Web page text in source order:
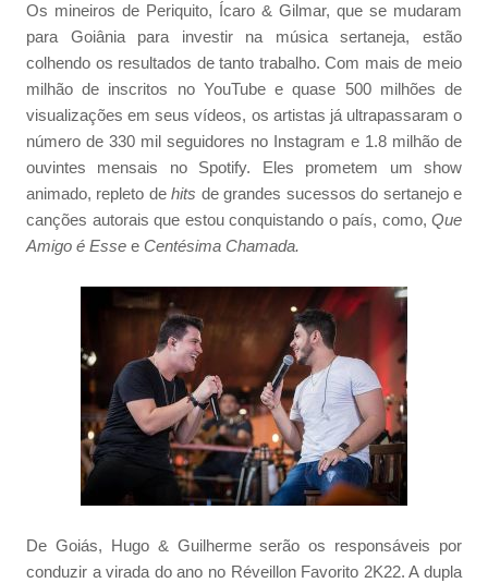
Os mineiros de Periquito, Ícaro & Gilmar, que se mudaram
para Goiânia para investir na música sertaneja, estão
colhendo os resultados de tanto trabalho. Com mais de meio
milhão de inscritos no YouTube e quase 500 milhões de
visualizações em seus vídeos, os artistas já ultrapassaram o
número de 330 mil seguidores no Instagram e 1.8 milhão de
ouvintes mensais no Spotify. Eles prometem um show
animado, repleto dehits de grandes sucessos do sertanejo e
canções autorais que estou conquistando o país, como, Que
Amigo é Esse e Centésima Chamada.
De Goiás, Hugo & Guilherme serão os responsáveis por
conduzir a virada do ano no Réveillon Favorito 2K22. A dupla